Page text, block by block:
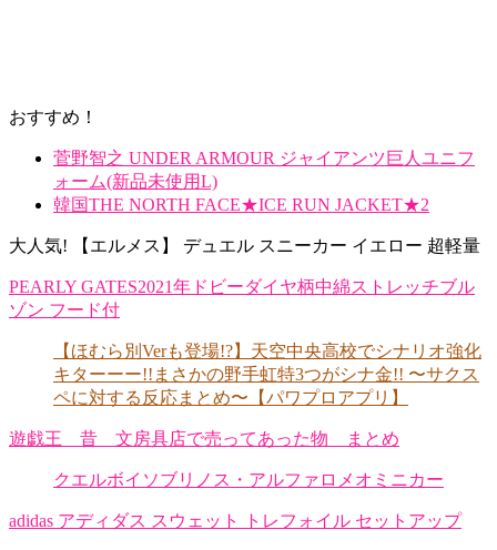
おすすめ！
菅野智之 UNDER ARMOUR ジャイアンツ巨人ユニフ
ォーム(新品未使用L)
韓国THE NORTH FACE★ICE RUN JACKET★2
大人気! 【エルメス】 デュエル スニーカー イエロー 超軽量
PEARLY GATES2021年ドビーダイヤ柄中綿ストレッチブル
ゾン フード付
【ほむら別Verも登場!?】天空中央高校でシナリオ強化
キターーー!!まさかの野手虹特3つがシナ金!! 〜サクス
ペに対する反応まとめ〜【パワプロアプリ】
遊戯王 昔 文房具店で売ってあった物 まとめ
クエルボイソブリノス・アルファロメオミニカー
adidas アディダス スウェット トレフォイル セットアップ